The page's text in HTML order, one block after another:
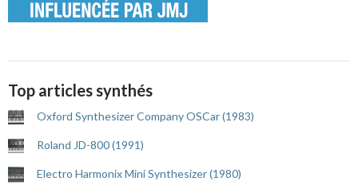
Top articles synthés
Oxford Synthesizer Company OSCar (1983)
Roland JD-800 (1991)
Electro Harmonix Mini Synthesizer (1980)